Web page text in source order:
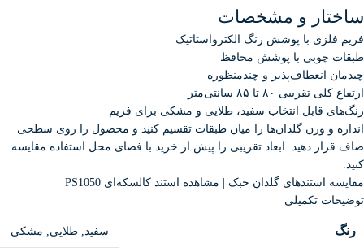
ساختار و مشخصات
فریم فلزی با پوشش رنگ الکترواستاتیک
طبقات چوبی با پوشش محافظ
چیدمان انعطاف‌پذیر و چندمنظوره
ارتفاع کلی تقریبی ۸۰ تا ۸۵ سانتی‌متر
رنگ‌های قابل انتخاب سفید، طلایی و مشکی برای فریم
اندازه و وزن گلدان‌ها را میان طبقات تقسیم کنید و محصول را روی سطحی
صاف قرار دهید. ابعاد تقریبی را پیش از خرید با فضای محل استفاده مقایسه
کنید.
مقایسه استندهای گلدان حبک
مشاهده استند کالسکه‌ای PS1050
توضیحات تکمیلی
رنگ سفید طلایی مشکی